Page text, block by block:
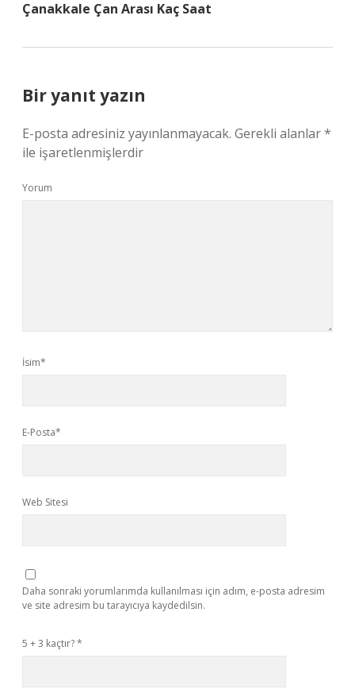
Çanakkale Çan Arası Kaç Saat
Bir yanıt yazın
E-posta adresiniz yayınlanmayacak. Gerekli alanlar*
ile işaretlenmişlerdir
Yorum
İsim*
E-Posta*
Web Sitesi
Daha sonraki yorumlarımda kullanılması için adım, e-posta adresim
ve site adresim bu tarayıcıya kaydedilsin.
5 + 3 kaçtır?*